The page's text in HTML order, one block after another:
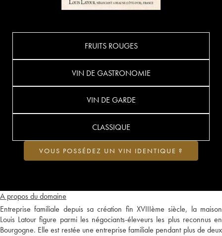
A propos du domaine
Entreprise familiale depuis sa création fin XVIIIème siècle, la maison
Louis Latour figure parmi les négociants-éleveurs les plus reconnus en
Bourgogne. Elle est restée une entreprise familiale pendant plus de deux
FRUITS ROUGES
VIN DE GASTRONOMIE
VIN DE GARDE
CLASSIQUE
VOUS POSSÉDEZ UN VIN IDENTIQUE ?